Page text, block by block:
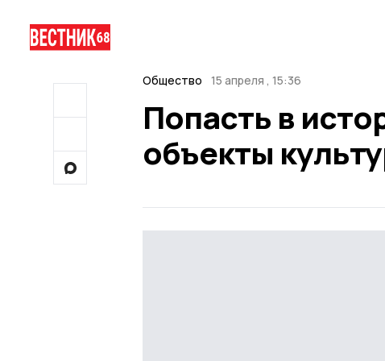
Общество 15 апреля , 15:36
Попасть в
объекты